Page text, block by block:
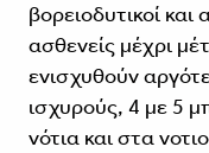
βορειοδυτικοί
ασθενείς μέχρι
ενισχυθούν
ισχυρούς, 4 με 5
νότια και στα